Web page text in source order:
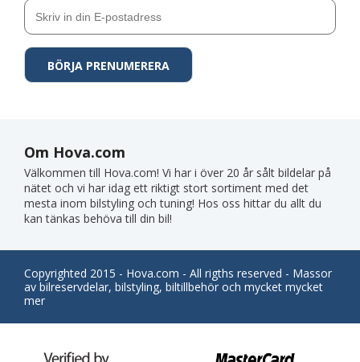
Om Hova.com
Välkommen till Hova.com! Vi har i över 20 år sålt bildelar på
nätet och vi har idag ett riktigt stort sortiment med det
mesta inom bilstyling och tuning! Hos oss hittar du allt du
kan tänkas behöva till din bil!
Copyrighted 2015 - Hova.com - All rigths reserved - Massor
av bilreservdelar, bilstyling, biltillbehör och mycket mycket
mer